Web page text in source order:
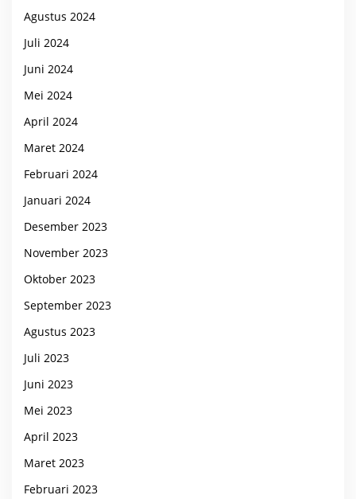
Agustus 2024
Juli 2024
Juni 2024
Mei 2024
April 2024
Maret 2024
Februari 2024
Januari 2024
Desember 2023
November 2023
Oktober 2023
September 2023
Agustus 2023
Juli 2023
Juni 2023
Mei 2023
April 2023
Maret 2023
Februari 2023